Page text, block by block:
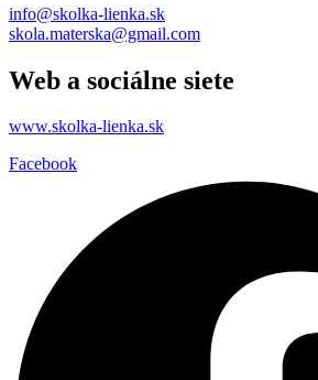
info@skolka-lienka.sk
skola.materska@gmail.com
Web a sociálne siete
www.skolka-lienka.sk
Facebook